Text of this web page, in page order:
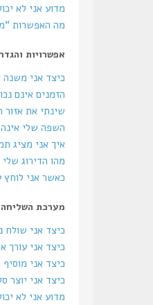
מדוע אני לא
מה האפשרות
אפשרויות
כיצד אני
הזמנים אינם
שינתי את אזור
השפה שלי
איך אני מציג
מהו הדירוג
כאשר אני
מערכת השליחה
כיצד אני שולח
כיצד אני עורך
כיצד אני
כיצד אני יוצר
מדוע אני לא